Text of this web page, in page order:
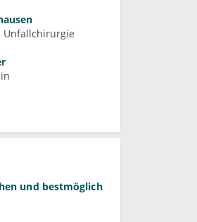
Unfallchirurgie
und bestmöglich